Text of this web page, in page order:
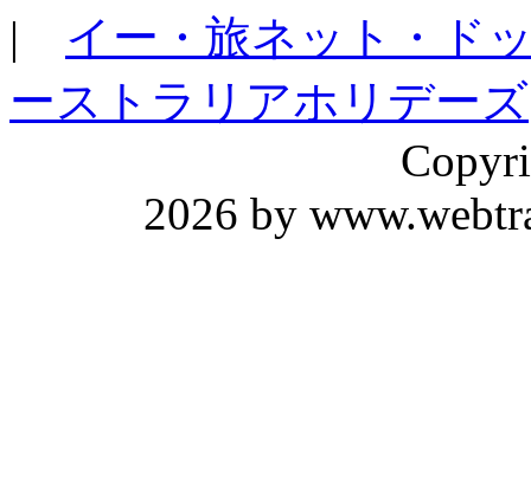
| イー・旅ネット・ド
ーストラリアホリデーズ
2026 by